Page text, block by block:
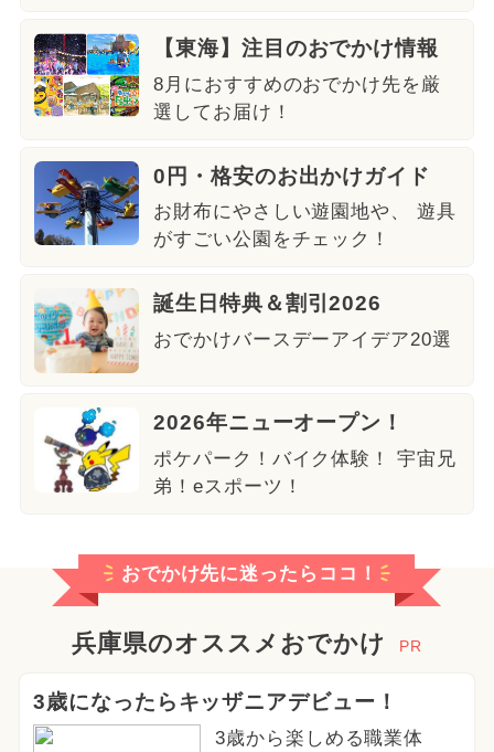
【東海】注目のおでかけ情報
8月におすすめのおでかけ先を厳
選してお届け！
0円・格安のお出かけガイド
お財布にやさしい遊園地や、 遊具
がすごい公園をチェック！
誕生日特典＆割引2026
おでかけバースデーアイデア20選
2026年ニューオープン！
ポケパーク！バイク体験！ 宇宙兄
弟！eスポーツ！
おでかけ先に迷ったらココ！
兵庫県のオススメおでかけ PR
3歳になったらキッザニアデビュー！
3歳から楽しめる職業体